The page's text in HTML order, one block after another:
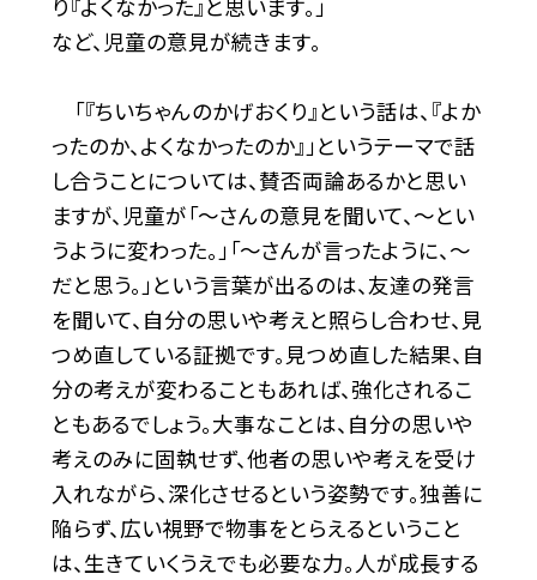
り『よくなかった』と思います。」
など、児童の意見が続きます。
「『ちいちゃんのかげおくり』という話は、『よか
ったのか、よくなかったのか』」というテーマで話
し合うことについては、賛否両論あるかと思い
ますが、児童が「〜さんの意見を聞いて、〜とい
うように変わった。」「〜さんが言ったように、〜
だと思う。」という言葉が出るのは、友達の発言
を聞いて、自分の思いや考えと照らし合わせ、見
つめ直している証拠です。見つめ直した結果、自
分の考えが変わることもあれば、強化されるこ
ともあるでしょう。大事なことは、自分の思いや
考えのみに固執せず、他者の思いや考えを受け
入れながら、深化させるという姿勢です。独善に
陥らず、広い視野で物事をとらえるということ
は、生きていくうえでも必要な力。人が成長する